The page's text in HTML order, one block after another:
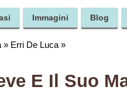
Immagini Blog
» Erri De Luca »